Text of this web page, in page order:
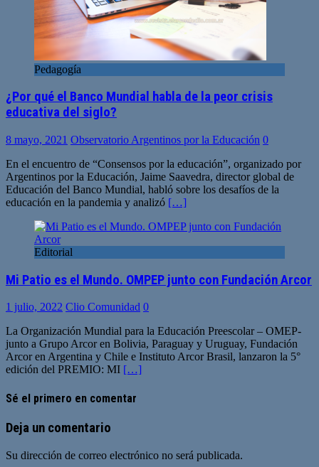
Pedagogía
¿Por qué el Banco Mundial habla de la peor crisis
educativa del siglo?
8 mayo, 2021 Observatorio Argentinos por la Educación 0
En el encuentro de “Consensos por la educación”, organizado por
Argentinos por la Educación, Jaime Saavedra, director global de
Educación del Banco Mundial, habló sobre los desafíos de la
educación en la pandemia y analizó […]
Editorial
Mi Patio es el Mundo. OMPEP junto con Fundación Arcor
1 julio, 2022 Clio Comunidad 0
La Organización Mundial para la Educación Preescolar – OMEP-
junto a Grupo Arcor en Bolivia, Paraguay y Uruguay, Fundación
Arcor en Argentina y Chile e Instituto Arcor Brasil, lanzaron la 5°
edición del PREMIO: MI […]
Sé el primero en comentar
Deja un comentario
Su dirección de correo electrónico no será publicada.